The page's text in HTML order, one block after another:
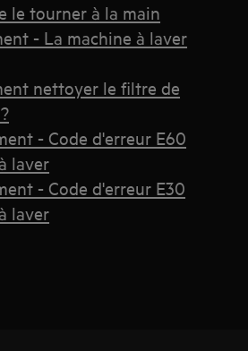
le tourner à la main
- La machine à laver
nettoyer le filtre de
- Code d'erreur E60
laver
- Code d'erreur E30
laver